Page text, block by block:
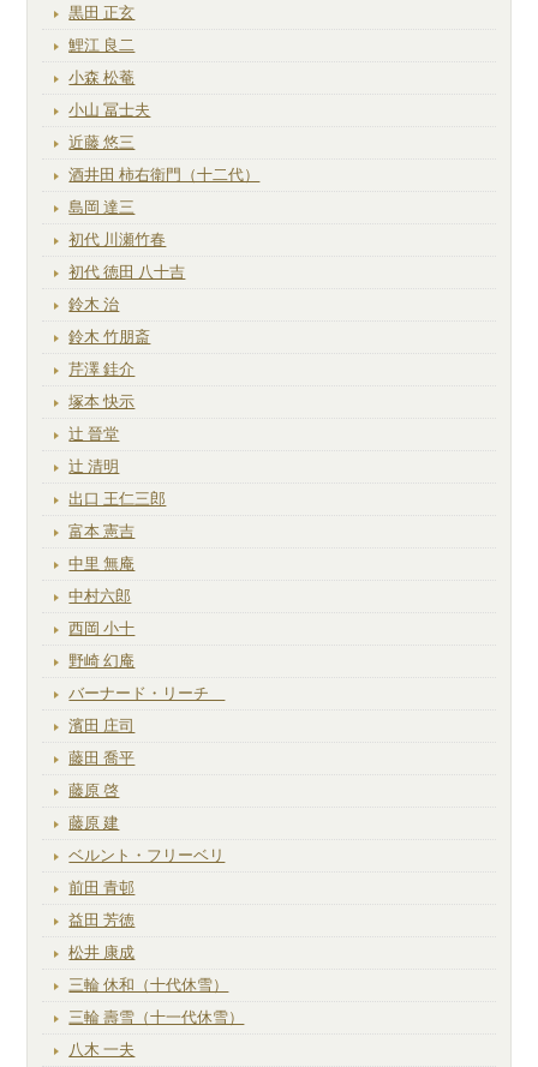
黒田 正玄
鯉江 良二
小森 松菴
小山 冨士夫
近藤 悠三
酒井田 柿右衛門（十二代）
島岡 達三
初代 川瀬竹春
初代 徳田 八十吉
鈴木 治
鈴木 竹朋斎
芹澤 銈介
塚本 快示
辻 晉堂
辻 清明
出口 王仁三郎
富本 憲吉
中里 無庵
中村六郎
西岡 小十
野崎 幻庵
バーナード・リーチ
濱田 庄司
藤田 喬平
藤原 啓
藤原 建
ベルント・フリーベリ
前田 青邨
益田 芳徳
松井 康成
三輪 休和（十代休雪）
三輪 壽雪（十一代休雪）
八木 一夫